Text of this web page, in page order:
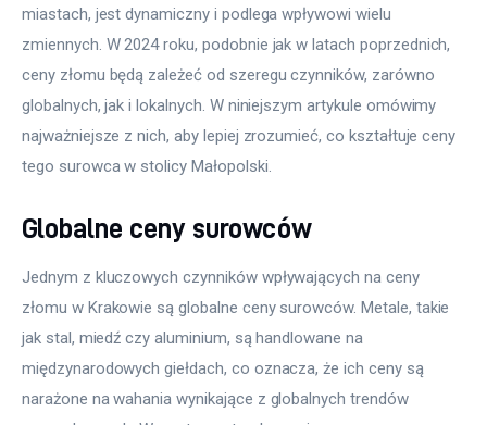
miastach, jest dynamiczny i podlega wpływowi wielu
zmiennych. W 2024 roku, podobnie jak w latach poprzednich,
ceny złomu będą zależeć od szeregu czynników, zarówno
globalnych, jak i lokalnych. W niniejszym artykule omówimy
najważniejsze z nich, aby lepiej zrozumieć, co kształtuje ceny
tego surowca w stolicy Małopolski.
Globalne ceny surowców
Jednym z kluczowych czynników wpływających na ceny
złomu w Krakowie są globalne ceny surowców. Metale, takie
jak stal, miedź czy aluminium, są handlowane na
międzynarodowych giełdach, co oznacza, że ich ceny są
narażone na wahania wynikające z globalnych trendów